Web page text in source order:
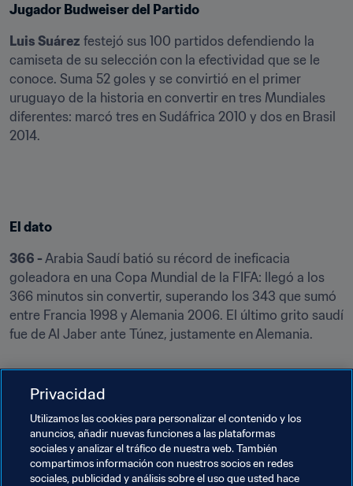
Jugador Budweiser del Partido
Luis Suárez festejó sus 100 partidos defendiendo la
camiseta de su selección con la efectividad que se le
conoce. Suma 52 goles y se convirtió en el primer
uruguayo de la historia en convertir en tres Mundiales
diferentes: marcó tres en Sudáfrica 2010 y dos en Brasil
2014.
El dato
366 - Arabia Saudí batió su récord de ineficacia
goleadora en una Copa Mundial de la FIFA: llegó a los
366 minutos sin convertir, superando los 343 que sumó
entre Francia 1998 y Alemania 2006. El último grito saudí
fue de Al Jaber ante Túnez, justamente en Alemania.
Lo que viene
Arabia Saudí - Egipto: Grupo A, 25 de junio, Volgogrado
La opinión de los hinchas ​
Privacidad
Utilizamos las cookies para personalizar el contenido y los
anuncios, añadir nuevas funciones a las plataformas
sociales y analizar el tráfico de nuestra web. También
compartimos información con nuestros socios en redes
sociales, publicidad y análisis sobre el uso que usted hace